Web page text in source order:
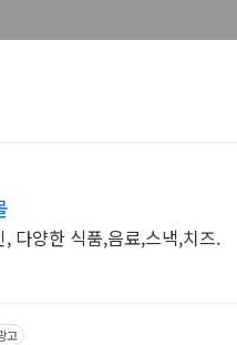
다양한 식품,음료,스낵,치즈.
고